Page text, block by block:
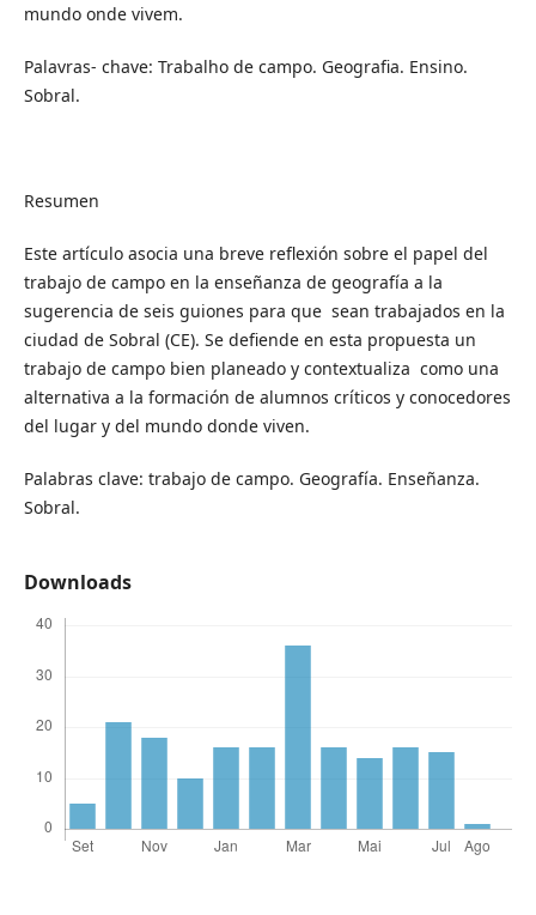
mundo onde vivem.
Palavras- chave: Trabalho de campo. Geografia. Ensino.
Sobral.
Resumen
Este artículo asocia una breve reflexión sobre el papel del
trabajo de campo en la enseñanza de geografía a la
sugerencia de seis guiones para que sean trabajados en la
ciudad de Sobral (CE). Se defiende en esta propuesta un
trabajo de campo bien planeado y contextualiza como una
alternativa a la formación de alumnos críticos y conocedores
del lugar y del mundo donde viven.
Palabras clave: trabajo de campo. Geografía. Enseñanza.
Sobral.
Downloads